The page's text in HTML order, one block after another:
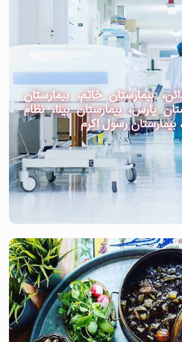
بیمارستان خاتم، بیمارستان
پارس، بیمارستان بینا، نظام
رسول اکرم